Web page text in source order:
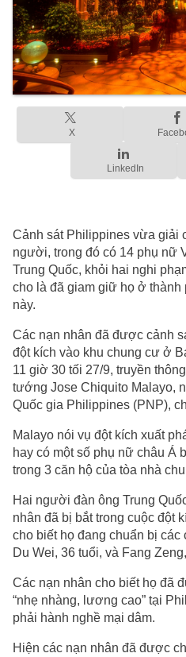
X
LinkedIn
Cảnh sát Philippines vừa giải
người, trong đó có 14 phụ nữ
Trung Quốc, khỏi hai nghi
cho là đã giam giữ họ ở
này.
Các nạn nhân đã được cảnh
đột kích vào khu chung cư ở
11 giờ 30 tối 27/9, truyền
tướng Jose Chiquito Malayo,
Quốc gia Philippines (PNP),
Malayo nói vụ đột kích xuất
hay có một số phụ nữ châu Á
trong 3 căn hộ của tòa nhà
Hai người đàn ông Trung
nhân đã bị bắt trong cuộc đột
cho biết họ đang chuẩn bị
Du Wei, 36 tuổi, và Fang
Các nạn nhân cho biết họ đã
“nhẹ nhàng, lương cao” tại
phải hành nghề mại dâm.
Hiện các nạn nhân đã được